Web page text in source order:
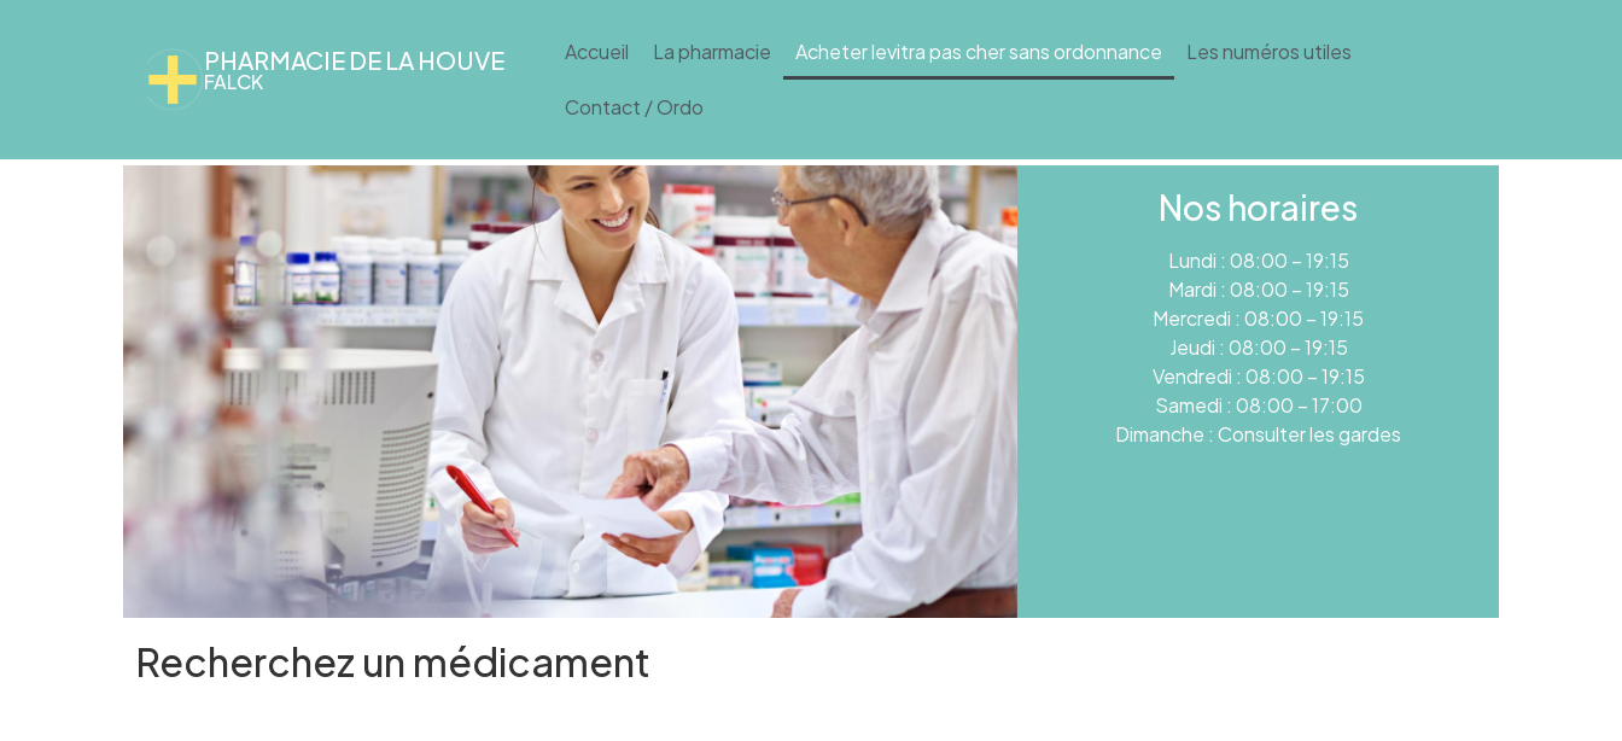
PHARMACIE DE LA HOUVE
FALCK
Accueil La pharmacie Acheter levitra pas cher sans ordonnance Les numéros utiles
Contact / Ordo
Nos horaires
Lundi : 08:00 – 19:15
Mardi : 08:00 – 19:15
Mercredi : 08:00 – 19:15
Jeudi : 08:00 – 19:15
Vendredi : 08:00 – 19:15
Samedi : 08:00 – 17:00
Dimanche : Consulter les gardes
Recherchez un médicament